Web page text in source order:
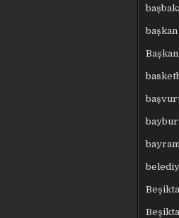
başkan
bayram